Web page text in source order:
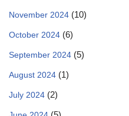
November 2024 (10)
October 2024 (6)
September 2024 (5)
August 2024 (1)
July 2024 (2)